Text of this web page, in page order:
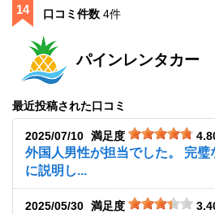
口コミ件数 4件
パインレンタカー
最近投稿された口コミ
2025/07/10 満足度
外国人男性が担当でした。 完
に説明し...
2025/05/30 満足度
14